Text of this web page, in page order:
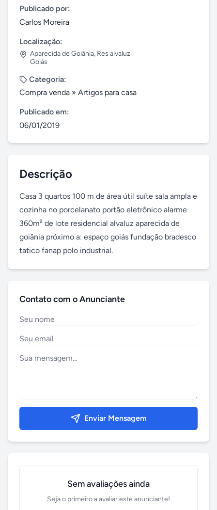
Publicado por:
Carlos Moreira
Localização:
Aparecida de Goiânia, Res alvaluz
Goiás
Categoria:
Compra venda » Artigos para casa
Publicado em:
06/01/2019
Descrição
Casa 3 quartos 100 m de área útil suíte sala ampla e
cozinha no porcelanato portão eletrônico alarme
360m² de lote residencial alvaluz aparecida de
goiânia próximo a: espaço goiás fundação bradesco
tatico fanap polo industrial.
Contato com o Anunciante
Enviar Mensagem
Sem avaliações ainda
Seja o primeiro a avaliar este anunciante!